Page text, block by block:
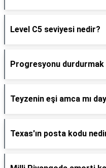
Level C5 seviyesi nedir?
Progresyonu durdurmak
Teyzenin eşi amca mı
Texas'ın posta kodu